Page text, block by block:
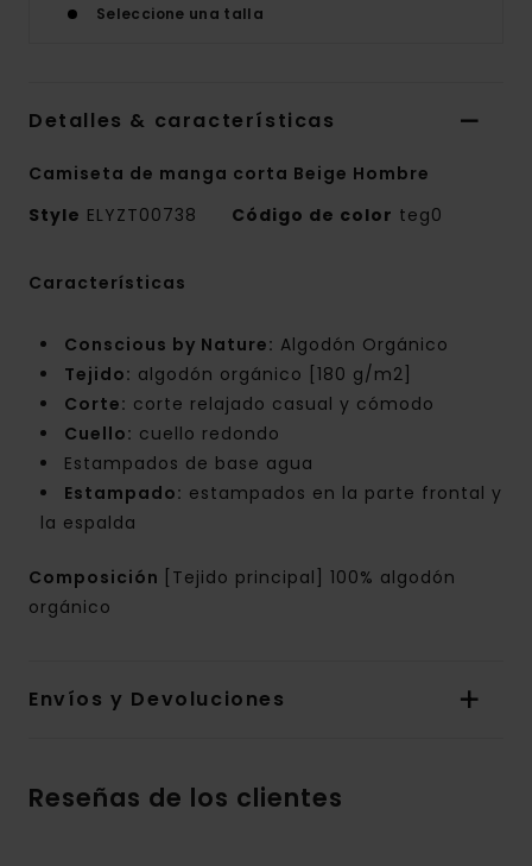
Seleccione una talla
Detalles & características
Camiseta de manga corta Beige Hombre
Style ELYZT00738 Código de color teg0
Características
Conscious by Nature: Algodón Orgánico
Tejido: algodón orgánico [180 g/m2]
Corte: corte relajado casual y cómodo
Cuello: cuello redondo
Estampados de base agua
Estampado: estampados en la parte frontal y
la espalda
Composición
[Tejido principal] 100% algodón
orgánico
Envíos y Devoluciones
Reseñas de los clientes